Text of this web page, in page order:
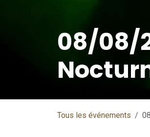
08/08/
Tous les événements